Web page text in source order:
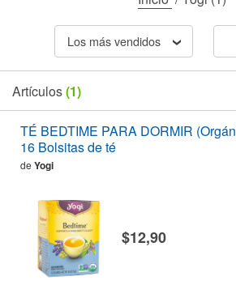
Los más vendidos
Artículos(1)
TÉ BEDTIME PARA DORMIR
16 Bolsitas de té
de Yogi
$12,90